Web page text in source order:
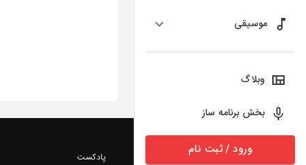
موسیقی
وبلاگ
بخش برنامه ساز
ورود / ثبت نام
پادکست